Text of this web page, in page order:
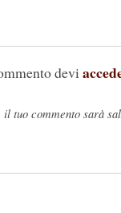
devi
tuo commento sarà